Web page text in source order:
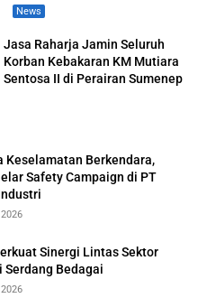
News
Jasa Raharja Jamin Seluruh
Korban Kebakaran KM Mutiara
Sentosa II di Perairan Sumenep
Keselamatan Berkendara,
Safety Campaign di PT
Sinergi Lintas Sektor
Serdang Bedagai